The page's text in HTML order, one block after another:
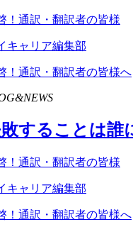
！通訳・翻訳者の皆様
キャリア編集部
！通訳・翻訳者の皆様へ
することは誰
！通訳・翻訳者の皆様
キャリア編集部
！通訳・翻訳者の皆様へ